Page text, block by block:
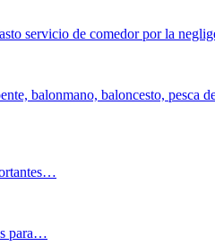
servicio de comedor por la
balonmano, baloncesto, pesca
para…